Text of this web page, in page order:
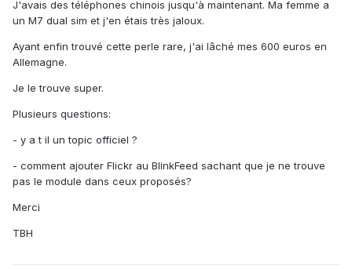
J'avais des téléphones chinois jusqu'à maintenant. Ma femme a
un M7 dual sim et j'en étais très jaloux.
Ayant enfin trouvé cette perle rare, j'ai lâché mes 600 euros en
Allemagne.
Je le trouve super.
Plusieurs questions:
- y a t il un topic officiel ?
- comment ajouter Flickr au BlinkFeed sachant que je ne trouve
pas le module dans ceux proposés?
Merci
TBH